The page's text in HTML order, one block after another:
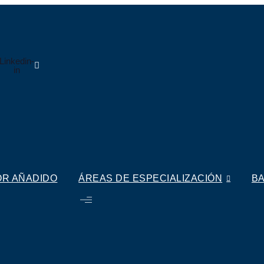
in
AÑADIDO ÁREAS DE ESPECIALIZACIÓN